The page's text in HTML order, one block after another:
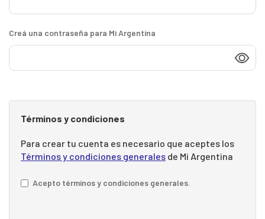
Creá una contraseña para Mi Argentina
Términos y condiciones
Para crear tu cuenta es necesario que aceptes los
Términos y condiciones generales de Mi Argentina
Acepto términos y condiciones generales.